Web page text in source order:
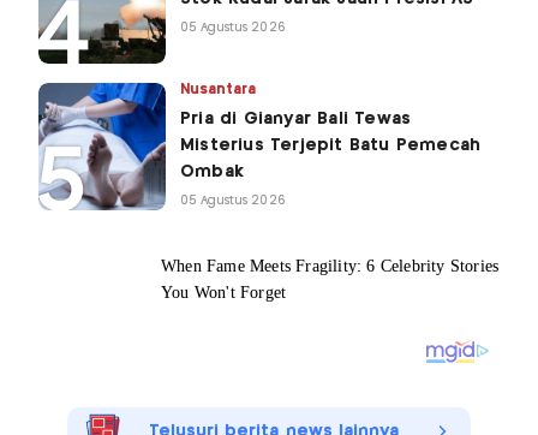
05 Agustus 2026
Nusantara
Pria di Gianyar Bali Tewas
Misterius Terjepit Batu Pemecah
Ombak
05 Agustus 2026
Telusuri berita news lainnya